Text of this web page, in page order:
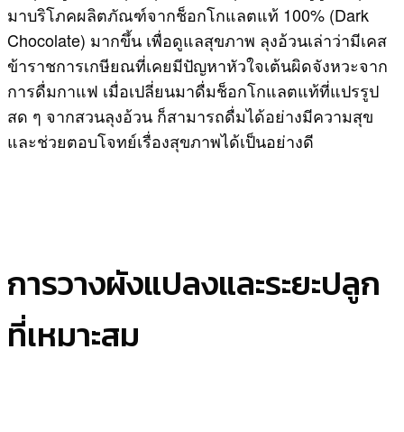
มาบริโภคผลิตภัณฑ์จากช็อกโกแลตแท้ 100% (Dark
Chocolate) มากขึ้น เพื่อดูแลสุขภาพ ลุงอ้วนเล่าว่ามีเคส
ข้าราชการเกษียณที่เคยมีปัญหาหัวใจเต้นผิดจังหวะจาก
การดื่มกาแฟ เมื่อเปลี่ยนมาดื่มช็อกโกแลตแท้ที่แปรรูป
สด ๆ จากสวนลุงอ้วน ก็สามารถดื่มได้อย่างมีความสุข
และช่วยตอบโจทย์เรื่องสุขภาพได้เป็นอย่างดี
การวางผังแปลงและระยะปลูก
ที่เหมาะสม